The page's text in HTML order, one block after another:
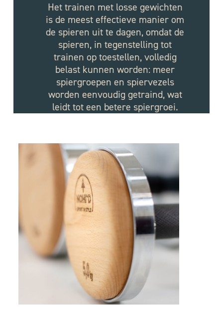
Het trainen met losse gewichten
is de meest effectieve manier om
de spieren uit te dagen, omdat de
spieren, in tegenstelling tot
trainen op toestellen, volledig
belast kunnen worden: meer
spiergroepen en spiervezels
worden eenvoudig getraind, wat
leidt tot een betere spiergroei.